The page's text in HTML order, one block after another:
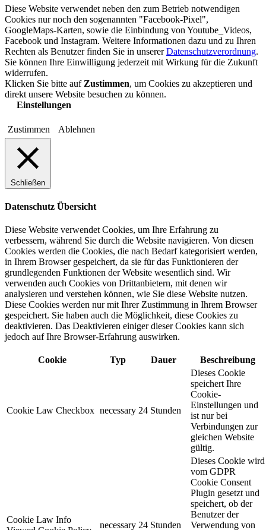
Diese Website verwendet neben den zum Betrieb notwendigen
Cookies nur noch den sogenannten "Facebook-Pixel",
GoogleMaps-Karten, sowie die Einbindung von Youtube_Videos,
Facebook und Instagram. Weitere Informationen dazu und zu Ihren
Rechten als Benutzer finden Sie in unsererDatenschutzverordnung.
Sie können Ihre Einwilligung jederzeit mit Wirkung für die Zukunft
widerrufen.
Klicken Sie bitte auf Zustimmen, um Cookies zu akzeptieren und
direkt unsere Website besuchen zu können.
Einstellungen
Zustimmen Ablehnen
Schließen
Datenschutz Übersicht
Diese Website verwendet Cookies, um Ihre Erfahrung zu
verbessern, während Sie durch die Website navigieren. Von diesen
Cookies werden die Cookies, die nach Bedarf kategorisiert werden,
in Ihrem Browser gespeichert, da sie für das Funktionieren der
grundlegenden Funktionen der Website wesentlich sind. Wir
verwenden auch Cookies von Drittanbietern, mit denen wir
analysieren und verstehen können, wie Sie diese Website nutzen.
Diese Cookies werden nur mit Ihrer Zustimmung in Ihrem Browser
gespeichert. Sie haben auch die Möglichkeit, diese Cookies zu
deaktivieren. Das Deaktivieren einiger dieser Cookies kann sich
jedoch auf Ihre Browser-Erfahrung auswirken.
Cookie Typ Dauer Beschreibung
Cookie Law Checkbox necessary 24 Stunden
Dieses Cookie
speichert Ihre
Cookie-
Einstellungen und
ist nur bei
Verbindungen zur
gleichen Website
gültig.
Cookie Law Info
necessary 24 Stunden
Dieses Cookie wird
vom GDPR
Cookie Consent
Plugin gesetzt und
speichert, ob der
Benutzer der
Verwendung von